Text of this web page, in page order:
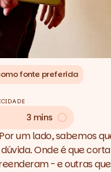
fonte preferida
3 mins
um lado, sabemos
Onde é que
- e outras